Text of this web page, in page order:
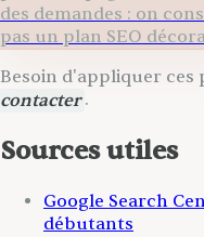
des demandes : on
pas un plan SEO
Besoin d'appliquer ces
contacter .
Sources utiles
Google Search
débutants